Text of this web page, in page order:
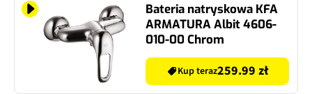
Bateria natryskowa KFA
ARMATURA Albit 4606-
010-00 Chrom
Kup teraz259.99 zł